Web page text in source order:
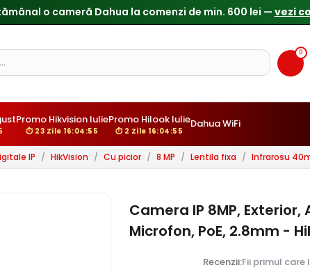
0
Promo Hikvision Iulie
⏱ 23 Zile 16:04:54
Promo Hilook Iulie
⏱ 2 Zile 16:04:54
Dahua WiFi
IP / HikVision / Cu picior / 8 MP / Lentila fixa / Infrarosu
Camera IP 8MP, Exterior,
Microfon, PoE, 2.8mm -
Recenzii:Fii primul care